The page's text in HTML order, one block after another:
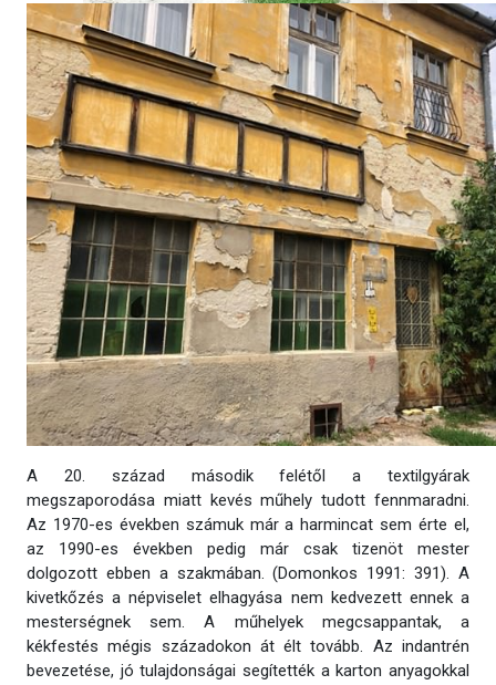
A 20. század második felétől a textilgyárak
megszaporodása miatt kevés műhely tudott fennmaradni.
Az 1970-es években számuk már a harmincat sem érte el,
az 1990-es években pedig már csak tizenöt mester
dolgozott ebben a szakmában. (Domonkos 1991: 391). A
kivetkőzés a népviselet elhagyása nem kedvezett ennek a
mesterségnek sem. A műhelyek megcsappantak, a
kékfestés mégis századokon át élt tovább. Az indantrén
bevezetése, jó tulajdonságai segítették a karton anyagokkal